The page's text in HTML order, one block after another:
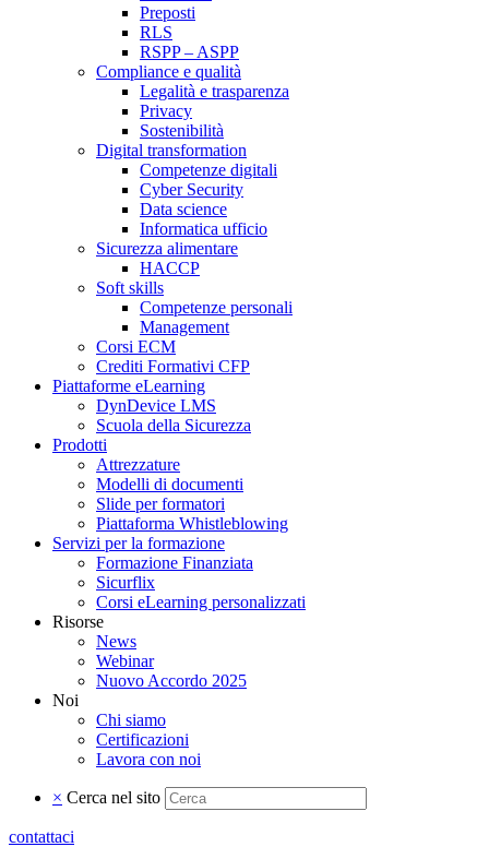
Preposti
RLS
RSPP – ASPP
Compliance e qualità
Legalità e trasparenza
Privacy
Sostenibilità
Digital transformation
Competenze digitali
Cyber Security
Data science
Informatica ufficio
Sicurezza alimentare
HACCP
Soft skills
Competenze personali
Management
Corsi ECM
Crediti Formativi CFP
Piattaforme eLearning
DynDevice LMS
Scuola della Sicurezza
Prodotti
Attrezzature
Modelli di documenti
Slide per formatori
Piattaforma Whistleblowing
Servizi per la formazione
Formazione Finanziata
Sicurflix
Corsi eLearning personalizzati
Risorse
News
Webinar
Nuovo Accordo 2025
Noi
Chi siamo
Certificazioni
Lavora con noi
× Cerca nel sito
contattaci